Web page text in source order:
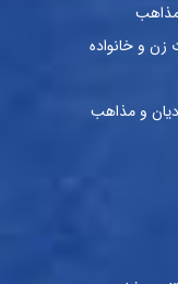
مذاهب
زن و خانواده
و مذاهب